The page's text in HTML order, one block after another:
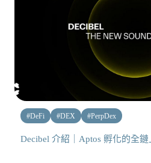
#DeFi #DEX #PerpDex
Decibel 介紹｜Aptos 孵化的全鏈